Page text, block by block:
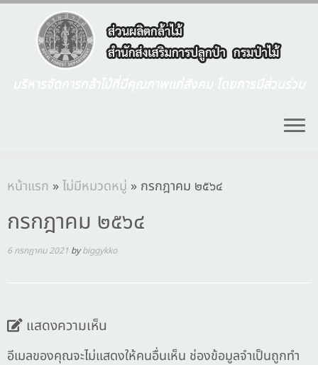
หน้าแรก »ไม่มีหมวดหมู่ » กรกฎาคม ๒๕๖๔
กรกฎาคม ๒๕๖๔
6 กรกฎาคม 2021 bybiggykko
แสดงความเห็น
อีเมลของคุณจะไม่แสดงให้คนอื่นเห็น ช่องข้อมูลจำเป็นถูกทำ